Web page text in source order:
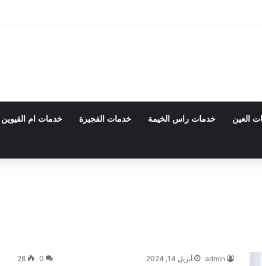
– خصم30%
العين خدمات راس الخيمة خدمات الفجيرة خدمات ام القيوين
admin أبريل 14, 2024 0
28